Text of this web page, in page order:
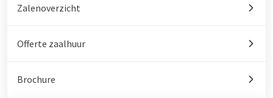
Zalenoverzicht
Offerte zaalhuur
Brochure